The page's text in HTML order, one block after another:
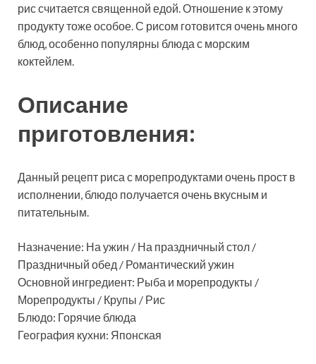
рис считается священной едой. Отношение к этому
продукту тоже особое. С рисом готовится очень много
блюд, особенно популярны блюда с морским
коктейлем.
Описание
приготовления:
Данный рецепт риса с морепродуктами очень прост в
исполнении, блюдо получается очень вкусным и
питательным.
Назначение: На ужин / На праздничный стол /
Праздничный обед / Романтический ужин
Основной ингредиент: Рыба и морепродукты /
Морепродукты / Крупы / Рис
Блюдо: Горячие блюда
География кухни: Японская